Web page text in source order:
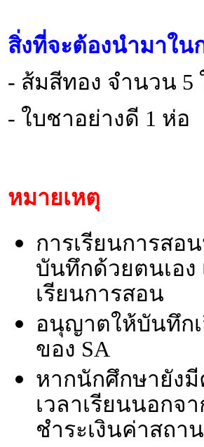
สิ่งที่จะต้องนำมาใน
- ส้มสีทอง จำนวน 5
- ใบชาอย่างดี 1 ห่อ
หมายเหตุ
การเรียนการสอ
บันทึกด้วยตนเอง
เรียนการสอน
อนุญาตให้บันทึก
ของ SA
หากนักศึกษายังมี
เวลาเรียนนอกจ
ชำระเงินค่าสถา